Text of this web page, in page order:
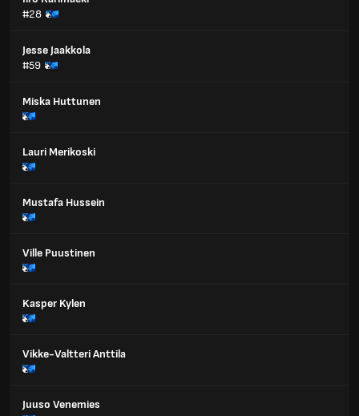
#28
Jesse Jaakkola
#59
Miska Huttunen
Lauri Merikoski
Mustafa Hussein
Ville Puustinen
Kasper Kylen
Vikke-Valtteri Anttila
Juuso Venemies